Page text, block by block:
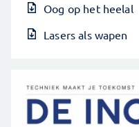
Oog op het heelal
Lasers als wapen